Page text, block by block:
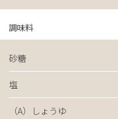
調味料
砂糖
塩
（A）しょうゆ